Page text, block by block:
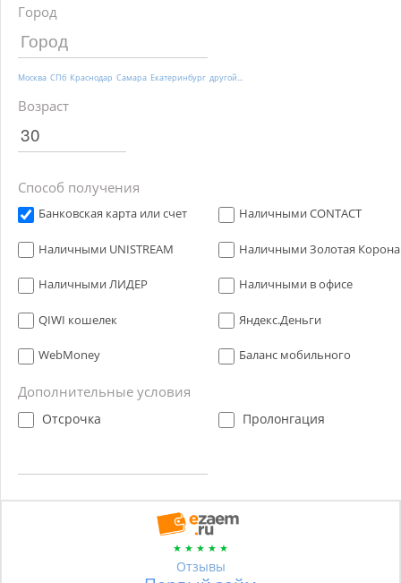
Город
Москва СПб Краснодар Самара Екатеринбург другой...
Возраст
Способ получения
Банковская карта или счет Наличными CONTACT
Наличными UNISTREAM Наличными Золотая Корона
Наличными ЛИДЕР Наличными в офисе
QIWI кошелек Яндекс.Деньги
WebMoney Баланс мобильного
Дополнительные условия
Отсрочка Пролонгация
Отзывы